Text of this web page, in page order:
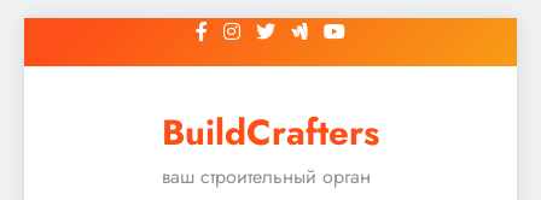
к
BuildCrafters
ваш строительный орган